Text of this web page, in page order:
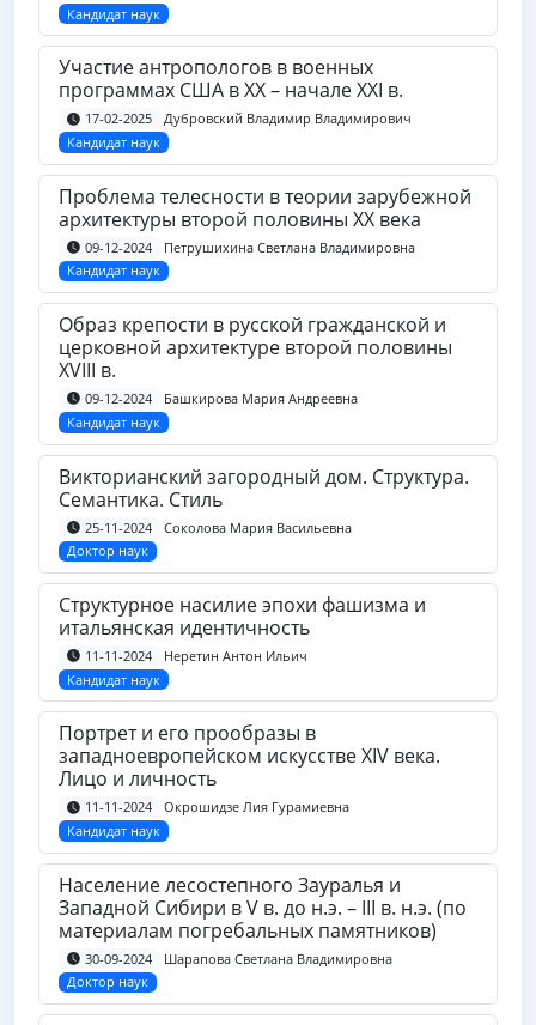
Кандидат наук
Участие антропологов в военных
программах США в XX – начале XXI в.
17-02-2025
Дубровский Владимир Владимирович
Кандидат наук
Проблема телесности в теории зарубежной
архитектуры второй половины XX века
09-12-2024
Петрушихина Светлана Владимировна
Кандидат наук
Образ крепости в русской гражданской и
церковной архитектуре второй половины
XVIII в.
09-12-2024
Башкирова Мария Андреевна
Кандидат наук
Викторианский загородный дом. Структура.
Семантика. Стиль
25-11-2024
Соколова Мария Васильевна
Доктор наук
Структурное насилие эпохи фашизма и
итальянская идентичность
11-11-2024
Неретин Антон Ильич
Кандидат наук
Портрет и его прообразы в
западноевропейском искусстве XIV века.
Лицо и личность
11-11-2024
Окрошидзе Лия Гурамиевна
Кандидат наук
Население лесостепного Зауралья и
Западной Сибири в V в. до н.э. – III в. н.э. (по
материалам погребальных памятников)
30-09-2024
Шарапова Светлана Владимировна
Доктор наук